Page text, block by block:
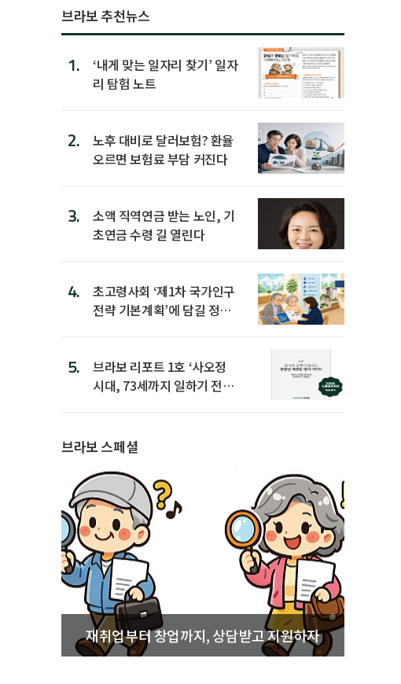
브라보 추천뉴스
1.
‘내게 맞는 일자리 찾기’ 일자
리 탐험 노트
2.
노후 대비로 달러보험? 환율
오르면 보험료 부담 커진다
3.
소액 직역연금 받는 노인, 기
초연금 수령 길 열린다
4.
초고령사회 ‘제1차 국가인구
전략 기본계획’에 담길 정책
5.
브라보 리포트 1호 ‘사오정
시대, 73세까지 일하기 전략’
브라보 스페셜
재취업부터 창업까지, 상담받고 지원하자